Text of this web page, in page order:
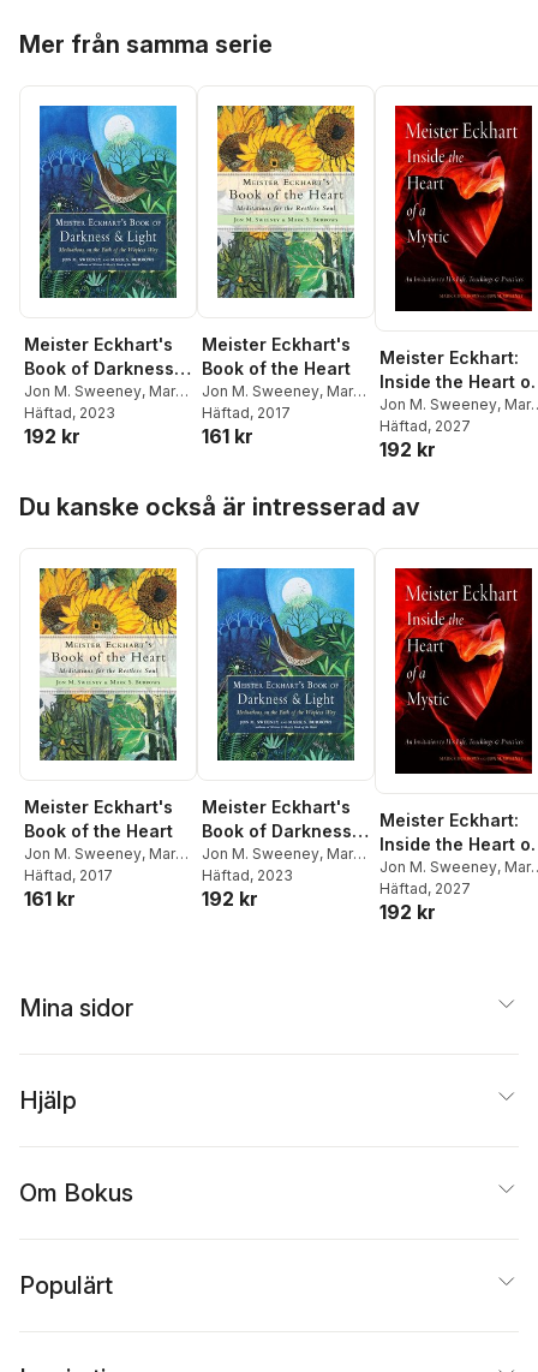
Mer från samma serie
Meister Eckhart's
Book of Darkness &
Light
Jon M. Sweeney, Mark
S. Burrows,Meister
Eckhart
Häftad, 2023
192 kr
Meister Eckhart's
Book of the Heart
Jon M. Sweeney, Mark
S. Burrows
Häftad, 2017
161 kr
Meister Eckhart:
Inside the Heart of
a Mystic
Jon M. Sweeney, Mark
S. Burrows
Häftad, 2027
192 kr
Du kanske också är intresserad av
Meister Eckhart's
Book of the Heart
Jon M. Sweeney, Mark
S. Burrows
Häftad, 2017
161 kr
Meister Eckhart's
Book of Darkness &
Light
Jon M. Sweeney, Mark
S. Burrows,Meister
Eckhart
Häftad, 2023
192 kr
Meister Eckhart:
Inside the Heart of
a Mystic
Jon M. Sweeney, Mark
S. Burrows
Häftad, 2027
192 kr
Mina sidor
Hjälp
Om Bokus
Populärt